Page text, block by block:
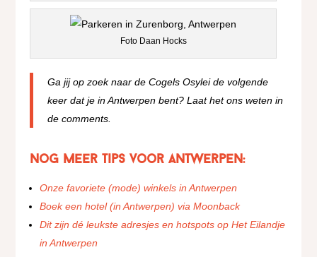
Foto Daan Hocks
Ga jij op zoek naar de Cogels Osylei de volgende
keer dat je in Antwerpen bent? Laat het ons weten in
de comments.
Nog meer tips voor Antwerpen:
Onze favoriete (mode) winkels in Antwerpen
Boek een hotel (in Antwerpen) via Moonback
Dit zijn dé leukste adresjes en hotspots op Het Eilandje
in Antwerpen